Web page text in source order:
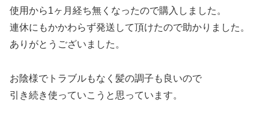
使用から1ヶ月経ち無くなったので購入しました。
連休にもかかわらず発送して頂けたので助かりました。
ありがとうございました。
お陰様でトラブルもなく髪の調子も良いので
引き続き使っていこうと思っています。